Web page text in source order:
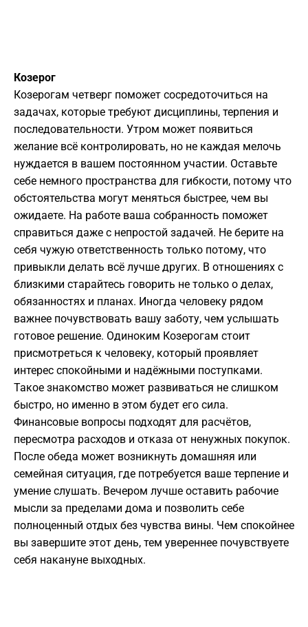
Козерог
Козерогам четверг поможет сосредоточиться на
задачах, которые требуют дисциплины, терпения и
последовательности. Утром может появиться
желание всё контролировать, но не каждая мелочь
нуждается в вашем постоянном участии. Оставьте
себе немного пространства для гибкости, потому что
обстоятельства могут меняться быстрее, чем вы
ожидаете. На работе ваша собранность поможет
справиться даже с непростой задачей. Не берите на
себя чужую ответственность только потому, что
привыкли делать всё лучше других. В отношениях с
близкими старайтесь говорить не только о делах,
обязанностях и планах. Иногда человеку рядом
важнее почувствовать вашу заботу, чем услышать
готовое решение. Одиноким Козерогам стоит
присмотреться к человеку, который проявляет
интерес спокойными и надёжными поступками.
Такое знакомство может развиваться не слишком
быстро, но именно в этом будет его сила.
Финансовые вопросы подходят для расчётов,
пересмотра расходов и отказа от ненужных покупок.
После обеда может возникнуть домашняя или
семейная ситуация, где потребуется ваше терпение и
умение слушать. Вечером лучше оставить рабочие
мысли за пределами дома и позволить себе
полноценный отдых без чувства вины. Чем спокойнее
вы завершите этот день, тем увереннее почувствуете
себя накануне выходных.